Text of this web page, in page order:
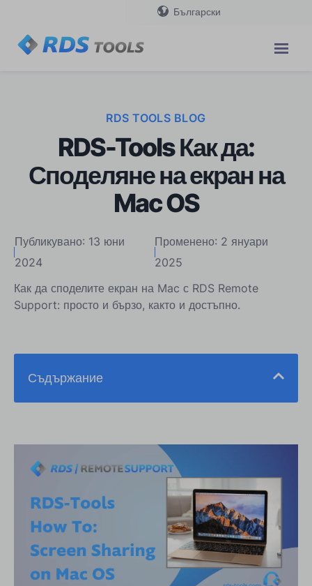
Български
RDS TOOLS BLOG
RDS-Tools Как да:
Споделяне на екран на
Mac OS
Публикувано: 13 юни
2024
Променено: 2 януари
2025
Как да споделите екран на Mac с RDS Remote
Support: просто и бързо, както и достъпно.
Съдържание
Ключови функции на RDS Remote Support за
споделяне на екрани на Mac
Предимства на използването на RDS Remote
Support
Как да споделите екран на Mac, използвайки
RDS Remote Support
Ценови планове